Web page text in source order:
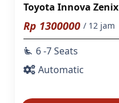
Toyota Innova Zenix
Rp 1300000 / 12 jam
airline_seat_recline_extra 6 -7 Seats
Automatic